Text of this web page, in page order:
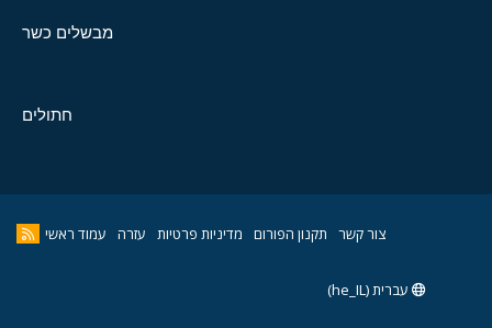
מבשלים כשר
חתולים
צור קשר תקנון הפורום מדיניות פרטיות עזרה עמוד ראשי
עברית (he_IL)